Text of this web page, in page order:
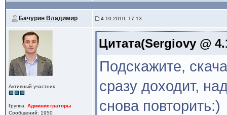
Бачурин Владимир 4.10.2010, 17:13
Активный участник
Группа: Администраторы
Сообщений: 1950
Цитата(Sergiovy @
Подскажите,
сразу доходит,
снова повторить:)